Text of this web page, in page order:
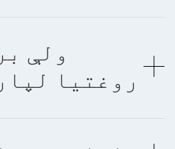
ولې
روغتیا